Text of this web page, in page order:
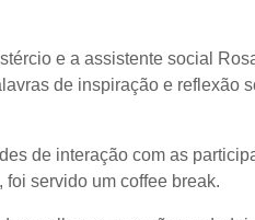
e a assistente social
de inspiração e reflexão
de interação com as
servido um coffee break.